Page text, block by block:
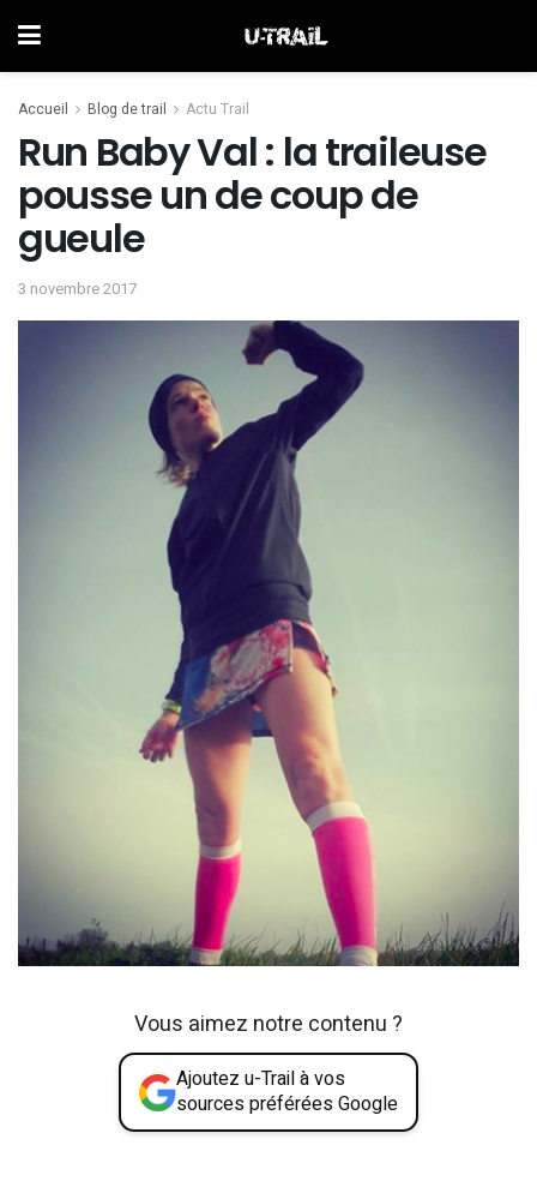
Accueil Blog de trail Actu Trail
Run Baby Val : la traileuse
pousse un de coup de
gueule
3 novembre 2017
Vous aimez notre contenu ?
Ajoutez u-Trail à vos
sources préférées Google